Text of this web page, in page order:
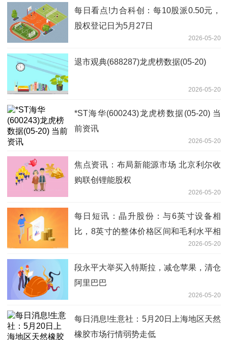
每日看点!力合科创：每10股派0.50元，
股权登记日为5月27日
2026-05-20
退市观典(688287)龙虎榜数据(05-20)
2026-05-20
*ST海华(600243)龙虎榜数据(05-20) 当
前资讯
2026-05-20
焦点资讯：布局新能源市场 北京利尔收
购联创锂能股权
2026-05-20
每日短讯：晶升股份：与6英寸设备相
比，8英寸的整体价格区间和毛利水平相
2026-05-20
段永平大举买入特斯拉，减仓苹果，清仓
阿里巴巴
2026-05-20
每日消息!生意社：5月20日上海地区天然
橡胶市场行情弱势走低